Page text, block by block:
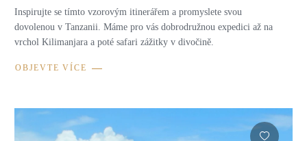
Inspirujte se tímto vzorovým itinerářem a promyslete svou
dovolenou v Tanzanii. Máme pro vás dobrodružnou expedici až na
vrchol Kilimanjara a poté safari zážitky v divočině.
OBJEVTE VÍCE